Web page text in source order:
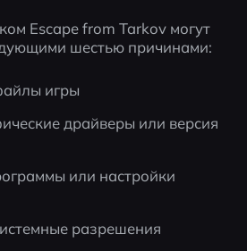
Escape from Tarkov могут
шестью причинами:
игры
драйверы или версия
или настройки
разрешения